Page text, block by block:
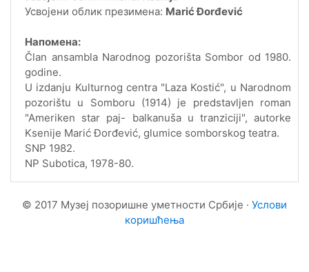
Усвојени облик презимена: Marić Đorđević
Напомена:
Član ansambla Narodnog pozorišta Sombor od 1980.
godine.
U izdanju Kulturnog centra "Laza Kostić", u Narodnom
pozorištu u Somboru (1914) je predstavljen roman
"Ameriken star paj- balkanuša u tranziciji", autorke
Ksenije Marić Đorđević, glumice somborskog teatra.
SNP 1982.
NP Subotica, 1978-80.
© 2017 Музеј позоришне уметности Србије · Услови
коришћења